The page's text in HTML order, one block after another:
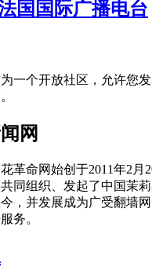
国国际广播电台
一个开放社区，允许您
网
命网始创于2011年2月
同组织、发起了中国茉
，并发展成为广受翻墙
务。